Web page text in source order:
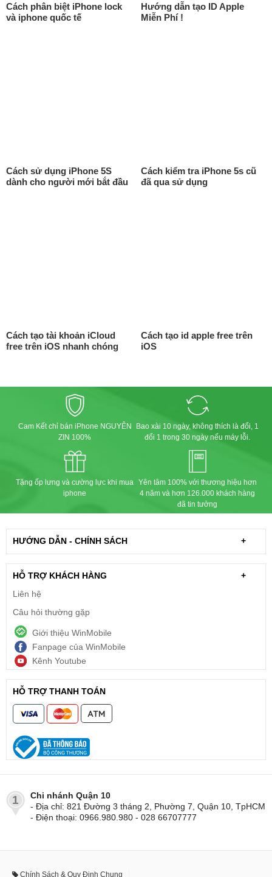
Cách phân biệt iPhone lock
và iphone quốc tế
Hướng dẫn tạo ID Apple
Miễn Phí !
Cách sử dụng iPhone 5S
dành cho người mới bắt đầu
Cách kiểm tra iPhone 5s cũ
đã qua sử dụng
Cách tạo tài khoản iCloud
free trên iOS nhanh chóng
Cách tạo id apple free trên
iOS
Cam Kết chỉ bán iPhone NGUYÊN
ZIN 100%
Bao xài 10 ngày, không thích là đổi, 1
đổi 1 trong 30 ngày nếu máy lỗi.
Tặng ốp lưng và cường lực khi mua
iphone
Yên tâm 100% với thương hiệu hơn
4 năm và hơn 126.000 khách hàng
đã tin tưởng
HƯỚNG DẪN - CHÍNH SÁCH +
HỖ TRỢ KHÁCH HÀNG
+
Liên hệ
Câu hỏi thường gặp
Giới thiệu WinMobile
Fanpage của WinMobile
Kênh Youtube
HỖ TRỢ THANH TOÁN
1
Chi nhánh Quận 10
- Địa chỉ: 821 Đường 3 tháng 2, Phường 7, Quận 10, TpHCM
- Điện thoại: 0966.980.980 - 028 66707777
Chính Sách & Quy Định Chung